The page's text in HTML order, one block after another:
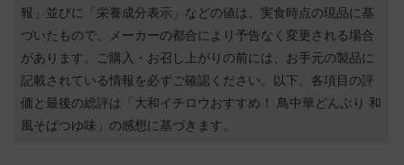
報」並びに「栄養成分表示」などの値は、実食時点の現品に基
づいたもので、メーカーの都合により予告なく変更される場合
があります。ご購入・お召し上がりの前には、お手元の製品に
記載されている情報を必ずご確認ください。以下、各項目の評
価と最後の総評は「大和イチロウおすすめ！ 鳥中華どんぶり 和
風そばつゆ味」の感想に基づきます。